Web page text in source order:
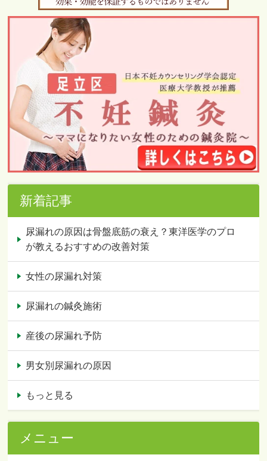
新着記事
尿漏れの原因は骨盤底筋の衰え？東洋医学のプロ
が教えるおすすめの改善対策
女性の尿漏れ対策
尿漏れの鍼灸施術
産後の尿漏れ予防
男女別尿漏れの原因
もっと見る
メニュー